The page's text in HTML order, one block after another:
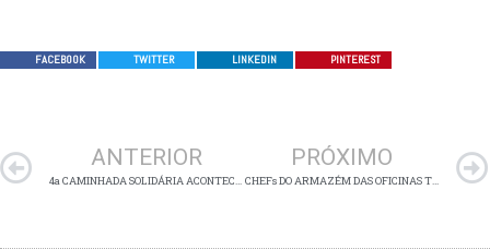
FACEBOOK TWITTER LINKEDIN PINTEREST
ANTERIOR PRÓXIMO
CHEFs DO ARMAZÉM DAS OFICINAS TRAZEM RECEITAS PARA AQUECER O INVERNO